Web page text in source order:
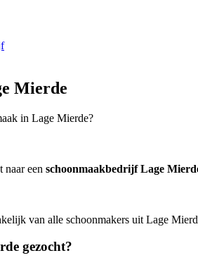
Mierde
in Lage Mierde?
naar een schoonmaakbedrijf Lage
van alle schoonmakers uit Lage
gezocht?